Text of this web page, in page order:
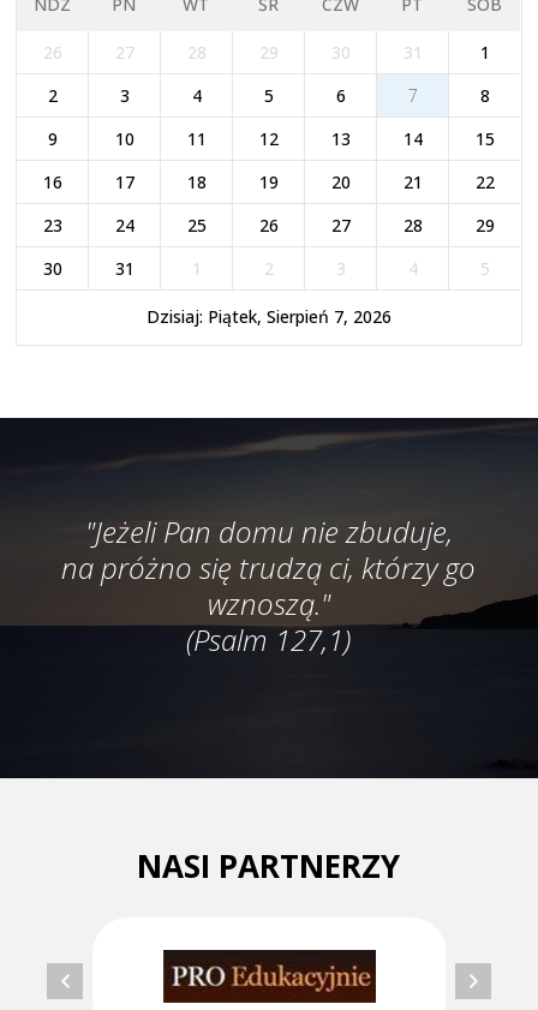
NDZ PN WT ŚR CZW PT SOB
26 27 28 29 30 31
1
2
3 4 5 6 7
8
9
10 11 12 13 14
15
16
17 18 19 20 21
22
23
24 25 26 27 28
29
30
31 1 2 3 4 5
Dzisiaj: Piątek, Sierpień 7, 2026
"Jeżeli Pan domu nie zbuduje,
na próżno się trudzą ci, którzy go
wznoszą."
(Psalm 127,1)
NASI PARTNERZY